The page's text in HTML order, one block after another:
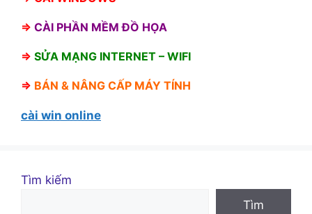
⇒ CÀI PHẦN MỀM ĐỒ HỌA
⇒ SỬA MẠNG INTERNET – WIFI
⇒ BÁN & NÂNG CẤP MÁY TÍNH
cài win online
Tìm kiếm
Tìm